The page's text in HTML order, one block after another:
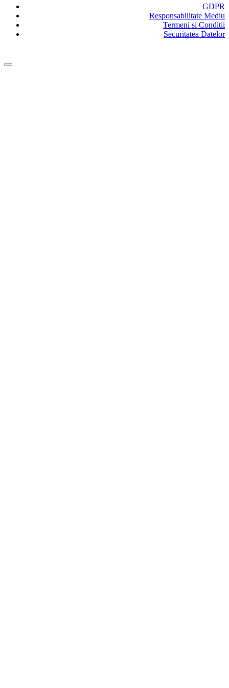
GDPR
Responsabilitate Mediu
Termeni si Conditii
Securitatea Datelor